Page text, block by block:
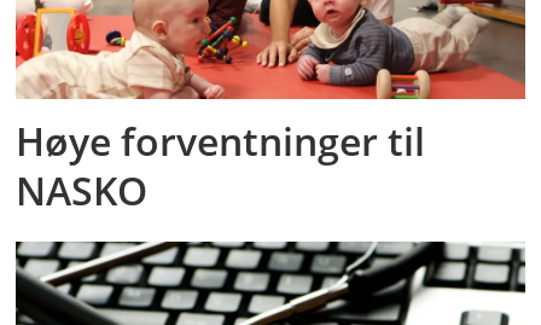
Høye forventninger til
NASKO